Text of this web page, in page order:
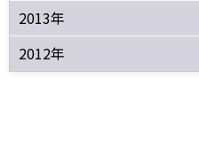
2013年
2012年